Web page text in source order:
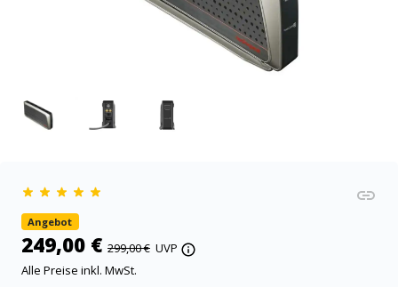
Angebot
249,00 € 299,00 € UVP
Alle Preise inkl. MwSt.